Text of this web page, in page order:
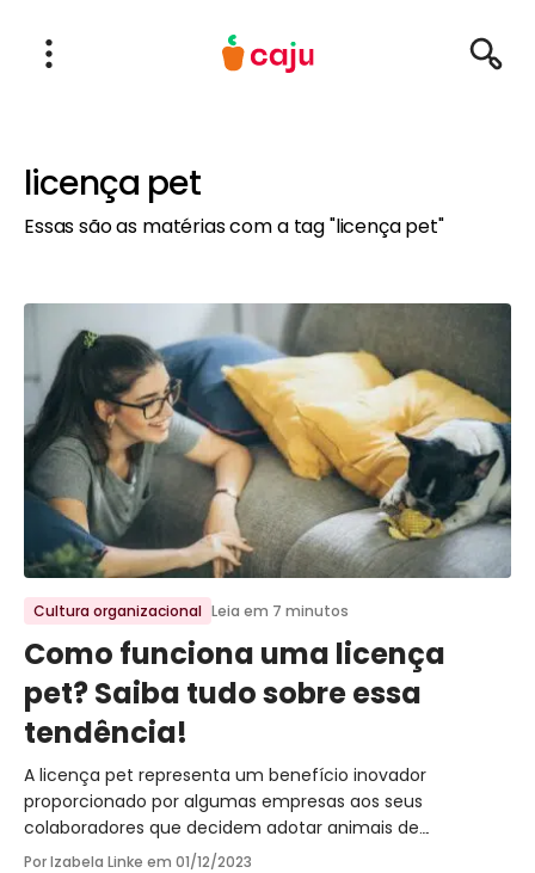
Menu Principal
Abrir Menu
licença pet
Essas são as matérias com a tag "licença pet"
Cultura organizacional Leia em 7 minutos
Como funciona uma licença
pet? Saiba tudo sobre essa
tendência!
A licença pet representa um benefício inovador
proporcionado por algumas empresas aos seus
colaboradores que decidem adotar animais de
estimação.
Por Izabela Linke em 01/12/2023